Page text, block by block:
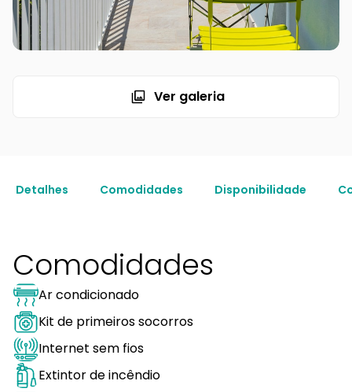
Ver galeria
Detalhes Comodidades Disponibilidade
Comodidades
Ar condicionado
Kit de primeiros socorros
Internet sem fios
Extintor de incêndio